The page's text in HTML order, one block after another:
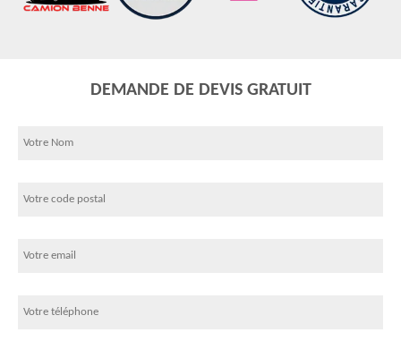
DEMANDE DE DEVIS GRATUIT